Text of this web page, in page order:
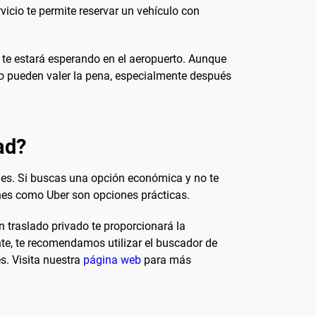
te permite reservar un vehículo con
estará esperando en el aeropuerto. Aunque
valer la pena, especialmente después
Si buscas una opción económica y no te
como Uber son opciones prácticas.
traslado privado te proporcionará la
te recomendamos utilizar el buscador de
Visita nuestra página web para más